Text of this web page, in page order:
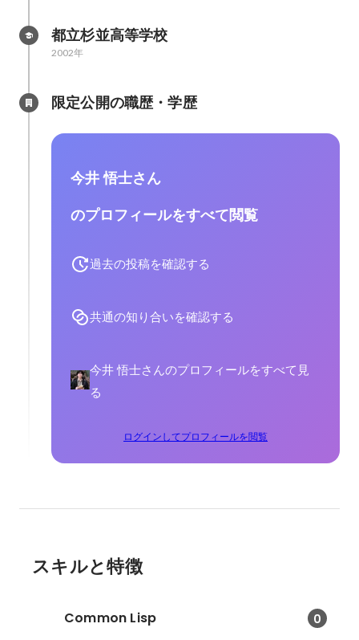
都立杉並高等学校
2002年
限定公開の職歴・学歴
今井 悟士さん
のプロフィールをすべて閲覧
過去の投稿を確認する
共通の知り合いを確認する
今井 悟士さんのプロフィールをすべて見
る
ログインしてプロフィールを閲覧
スキルと特徴
Common Lisp 0